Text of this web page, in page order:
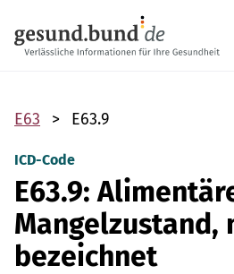
E63 E63.9
ICD-Code
E63.9:
Mangelzustand,
bezeichnet